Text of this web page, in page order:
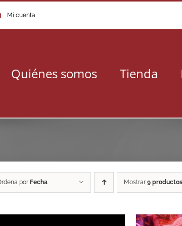
Mi cuenta
Quiénes somos Tienda
por Fecha Mostrar 9 productos